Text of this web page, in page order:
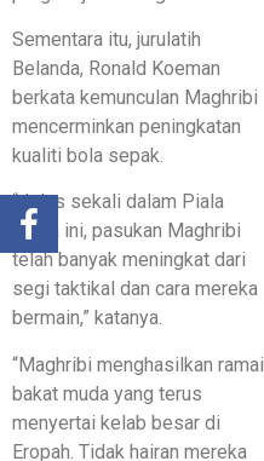
Sementara itu, jurulatih
Belanda, Ronald Koeman
berkata kemunculan Maghribi
mencerminkan peningkatan
kualiti bola sepak.
“Jelas sekali dalam Piala
Dunia ini, pasukan Maghribi
telah banyak meningkat dari
segi taktikal dan cara mereka
bermain,” katanya.
“Maghribi menghasilkan ramai
bakat muda yang terus
menyertai kelab besar di
Eropah. Tidak hairan mereka